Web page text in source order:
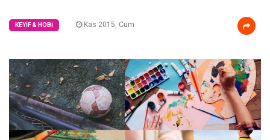
KEYIF & HOBI Kas 2015, Cum